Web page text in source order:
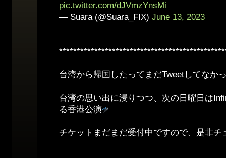
pic.twitter.com/dJVmzYnsMi
— Suara (@Suara_FIX) June 13, 2023
台湾から帰国したってまだTweetしてなか
台湾の思い出に浸りつつ、次の日曜日は
る香港公演
チケットまだまだ受付中ですので、是非チ